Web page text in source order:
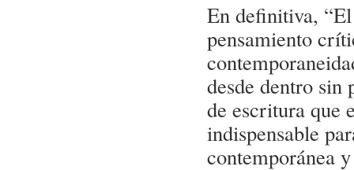
En definitiva,
pensamiento
desde dentro
de escritura que
indispensable
contemporánea